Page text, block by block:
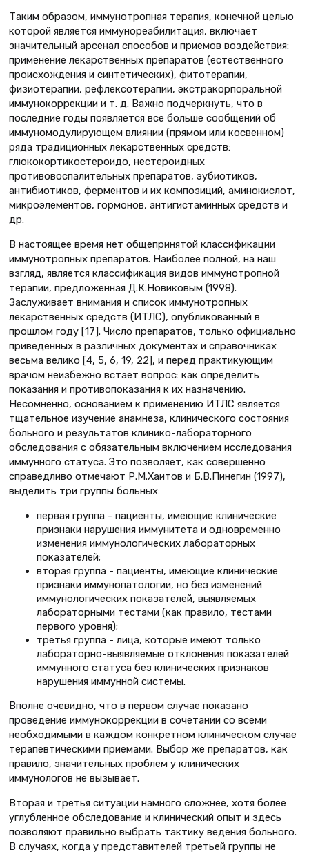
Таким образом, иммунотропная терапия, конечной целью
которой является иммунореабилитация, включает
значительный арсенал способов и приемов воздействия:
применение лекарственных препаратов (естественного
происхождения и синтетических), фитотерапии,
физиотерапии, рефлексотерапии, экстракорпоральной
иммунокоррекции и т. д. Важно подчеркнуть, что в
последние годы появляется все больше сообщений об
иммуномодулирующем влиянии (прямом или косвенном)
ряда традиционных лекарственных средств:
глюкокортикостероидо, нестероидных
противовоспалительных препаратов, эубиотиков,
антибиотиков, ферментов и их композиций, аминокислот,
микроэлементов, гормонов, антигистаминных средств и
др.
В настоящее время нет общепринятой классификации
иммунотропных препаратов. Наиболее полной, на наш
взгляд, является классификация видов иммунотропной
терапии, предложенная Д.К.Новиковым (1998).
Заслуживает внимания и список иммунотропных
лекарственных средств (ИТЛС), опубликованный в
прошлом году [17]. Число препаратов, только официально
приведенных в различных документах и справочниках
весьма велико [4, 5, 6, 19, 22], и перед практикующим
врачом неизбежно встает вопрос: как определить
показания и противопоказания к их назначению.
Несомненно, основанием к применению ИТЛС является
тщательное изучение анамнеза, клинического состояния
больного и результатов клинико-лабораторного
обследования с обязательным включением исследования
иммунного статуса. Это позволяет, как совершенно
справедливо отмечают Р.М.Хаитов и Б.В.Пинегин (1997),
выделить три группы больных:
первая группа - пациенты, имеющие клинические
признаки нарушения иммунитета и одновременно
изменения иммунологических лабораторных
показателей;
вторая группа - пациенты, имеющие клинические
признаки иммунопатологии, но без изменений
иммунологических показателей, выявляемых
лабораторными тестами (как правило, тестами
первого уровня);
третья группа - лица, которые имеют только
лабораторно-выявляемые отклонения показателей
иммунного статуса без клинических признаков
нарушения иммунной системы.
Вполне очевидно, что в первом случае показано
проведение иммунокоррекции в сочетании со всеми
необходимыми в каждом конкретном клиническом случае
терапевтическими приемами. Выбор же препаратов, как
правило, значительных проблем у клинических
иммунологов не вызывает.
Вторая и третья ситуации намного сложнее, хотя более
углубленное обследование и клинический опыт и здесь
позволяют правильно выбрать тактику ведения больного.
В случаях, когда у представителей третьей группы не